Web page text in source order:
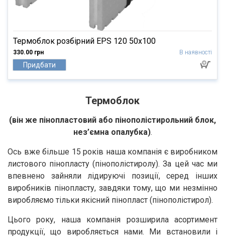
Термоблок розбірний EPS 120 50х100
330.00 грн В наявності
Придбати
Термоблок
(він же пінопластовий або пінополістирольний блок,
нез’ємна опалубка).
Ось вже більше 15 років наша компанія є виробником
листового пінопласту (пінополістиролу). За цей час ми
впевнено зайняли лідируючі позиції, серед інших
виробників пінопласту, завдяки тому, що ми незмінно
виробляємо тільки якісний пінопласт (пінополістирол).
Цього року, наша компанія розширила асортимент
продукції, що виробляється нами. Ми встановили і